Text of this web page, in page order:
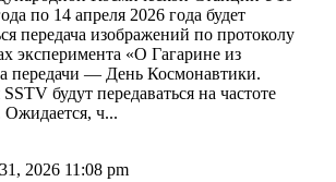
по 14 апреля 2026 года будет
передача изображений по протоколу
эксперимента «О Гагарине из
передачи — День Космонавтики.
будут передаваться на частоте
ч...
2026 11:08 pm